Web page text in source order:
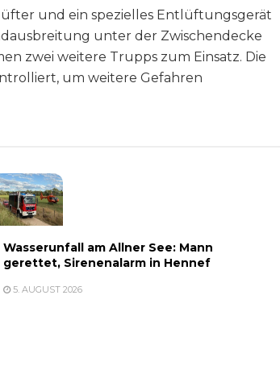
und ein spezielles Entlüftungsgerät
unter der Zwischendecke
zwei weitere Trupps zum Einsatz. Die
um weitere Gefahren
Wasserunfall am Allner See: Mann
gerettet, Sirenenalarm in Hennef
5. AUGUST 2026